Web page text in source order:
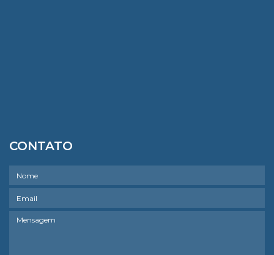
CONTATO